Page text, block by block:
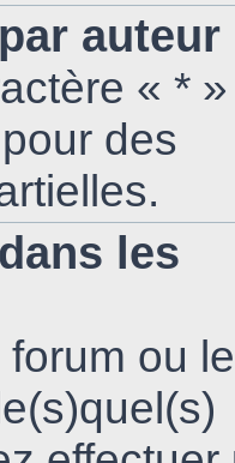
auteur
« * »
des
les
ou